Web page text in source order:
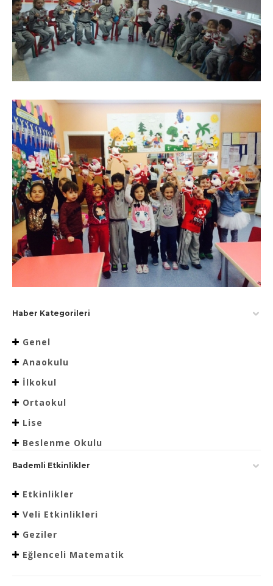
Haber Kategorileri
Genel
Anaokulu
İlkokul
Ortaokul
Lise
Beslenme Okulu
Bademli Etkinlikler
Etkinlikler
Veli Etkinlikleri
Geziler
Eğlenceli Matematik